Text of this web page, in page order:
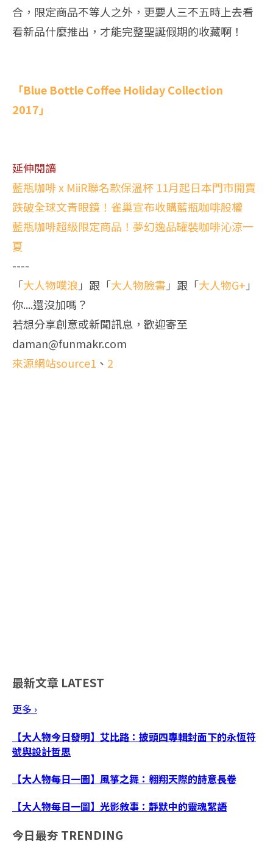
合，限定商品不等人之外，更要人三不五時上去看
看新品什麼推出，才能完整聖誕假期的收藏啊！
「Blue Bottle Coffee Holiday Collection
2017」
延伸閱讀
藍瓶咖啡 x MiiR聯名款保溫杯 11月起日本門市開賣
跌破全球文青眼鏡！雀巢宣布收購藍瓶咖啡股權
藍瓶咖啡超級限定商品！夢幻逸品罐裝咖啡沁涼一
夏
----
「大人物噗浪 」跟「大人物臉書」跟「大人物G+ 」
你....還沒加嗎？
若想分享創意或新聞訊息，歡迎寄至
daman@funmakr.com
來源網站source1 、 2
最新文章 LATEST
更多 ›
【大人物今日發明】艾比路：披頭四專輯封面下的永恆符
號與設計哲思
【大人物每日一圖】風箏之舞：翱翔天際的詩意長卷
【大人物每日一圖】光影敘事：靜默中的靈魂絮語
今日最夯 TRENDING